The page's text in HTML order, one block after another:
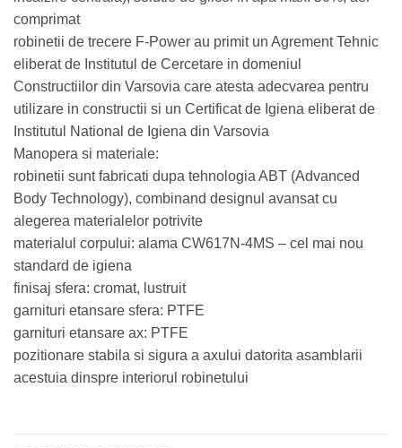
comprimat
robinetii de trecere F-Power au primit un Agrement Tehnic
eliberat de Institutul de Cercetare in domeniul
Constructiilor din Varsovia care atesta adecvarea pentru
utilizare in constructii si un Certificat de Igiena eliberat de
Institutul National de Igiena din Varsovia
Manopera si materiale:
robinetii sunt fabricati dupa tehnologia ABT (Advanced
Body Technology), combinand designul avansat cu
alegerea materialelor potrivite
materialul corpului: alama CW617N-4MS – cel mai nou
standard de igiena
finisaj sfera: cromat, lustruit
garnituri etansare sfera: PTFE
garnituri etansare ax: PTFE
pozitionare stabila si sigura a axului datorita asamblarii
acestuia dinspre interiorul robinetului